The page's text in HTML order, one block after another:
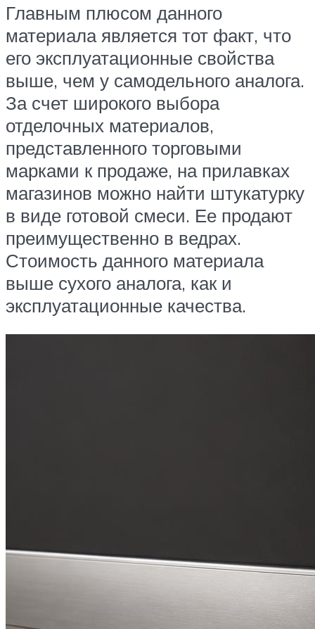
Главным плюсом данного
материала является тот факт, что
его эксплуатационные свойства
выше, чем у самодельного аналога.
За счет широкого выбора
отделочных материалов,
представленного торговыми
марками к продаже, на прилавках
магазинов можно найти штукатурку
в виде готовой смеси. Ее продают
преимущественно в ведрах.
Стоимость данного материала
выше сухого аналога, как и
эксплуатационные качества.